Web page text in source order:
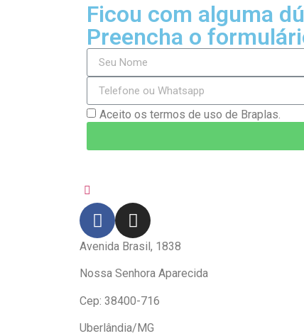
Ficou com alguma
Preencha o
Aceito os termos de uso de Braplas.
Avenida Brasil, 1838
Nossa Senhora Aparecida
Cep: 38400-716
Uberlândia/MG